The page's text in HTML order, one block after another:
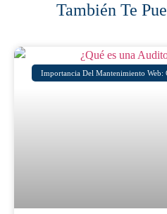
También Te
Importancia Del Mantenimiento Web: